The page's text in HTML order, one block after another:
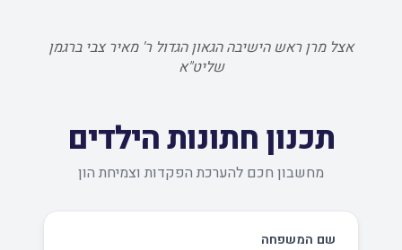
אצל מרן ראש הישיבה הגאון הגדול ר' מאיר צבי ברגמן
שליט"א
תכנון חתונות הילדים
מחשבון חכם להערכת הפקדות וצמיחת הון
שם המשפחה